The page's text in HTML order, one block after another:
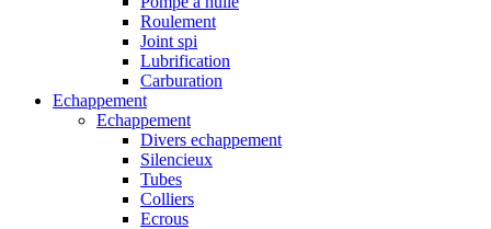
Roulement
Joint spi
Lubrification
Carburation
Echappement
Echappement
Divers echappement
Silencieux
Tubes
Colliers
Ecrous